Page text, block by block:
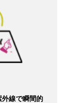
線で瞬間的